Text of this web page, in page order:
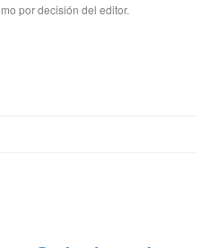
por decisión del editor.